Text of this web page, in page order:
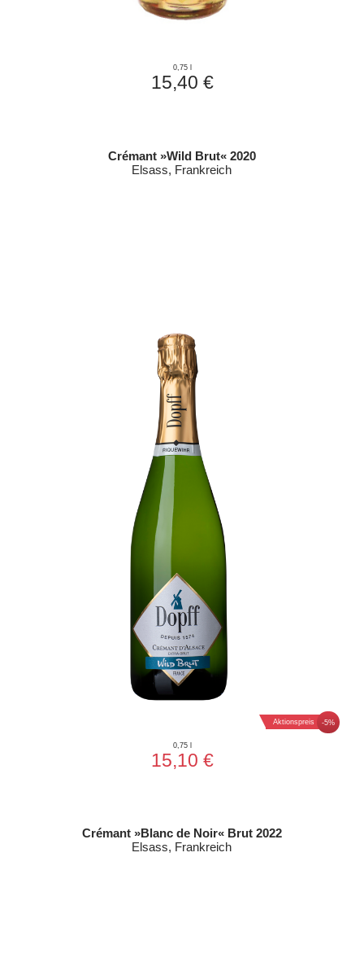
0,75 l
15,40 €
Crémant »Wild Brut« 2020
Elsass, Frankreich
-5%
Aktionspreis
0,75 l
15,10 €
Crémant »Blanc de Noir« Brut 2022
Elsass, Frankreich